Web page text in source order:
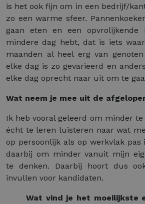
is het ook fijn om in een bedrijf/
zo een warme sfeer.
gaan eten en een opvrolijkende
mindere dag hebt, dat is iets
maanden al heel erg van
elke dag is zo gevarieerd en
elke dag oprecht naar uit om te
Wat neem je mee uit de
Ik heb vooral geleerd om minder
écht te leren luisteren naar wat
op persoonlijk als op werkvlak
daarbij om minder vanuit mijn
te denken. Daarbij hoort dus
invullen voor kandidaten.
Wat vind je het moeilijkste